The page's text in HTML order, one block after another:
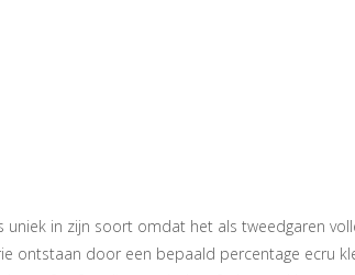
in zijn soort omdat het als tweedgaren
ontstaan door een bepaald percentage ecru